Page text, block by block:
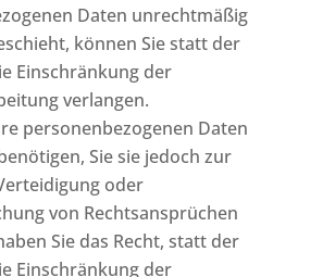
Daten unrechtmäßig
können Sie statt der
Einschränkung der
verlangen.
personenbezogenen Daten
Sie sie jedoch zur
oder
von Rechtsansprüchen
Sie das Recht, statt der
Einschränkung der